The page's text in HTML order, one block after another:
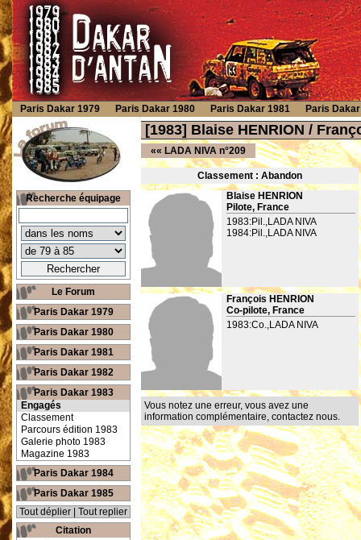
[1983] Blaise HENRION /
«« LADA NIVA n°209
Classement : Abandon
Blaise HENRION
Pilote, France
1983:Pil.,LADA NIVA
1984:Pil.,LADA NIVA
François HENRION
Co-pilote, France
1983:Co.,LADA NIVA
Vous notez une erreur, vous avez une
information complémentaire, contactez nous.
Recherche équipage
Le Forum
Paris Dakar 1979
Paris Dakar 1980
Paris Dakar 1981
Paris Dakar 1982
Paris Dakar 1983
Engagés
Classement
Parcours édition 1983
Galerie photo 1983
Magazine 1983
Paris Dakar 1984
Paris Dakar 1985
Tout déplier
Tout replier
Citation
Paris Dakar 1979 Paris Dakar 1980 Paris Dakar 1981 Paris